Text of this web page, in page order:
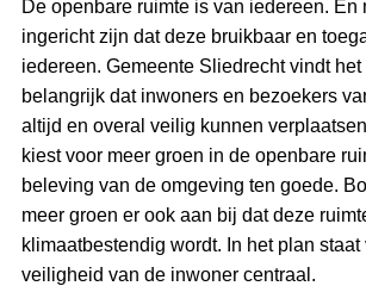
De openbare ruimte is van iedereen. En
ingericht zijn dat deze bruikbaar en
iedereen. Gemeente Sliedrecht vindt
belangrijk dat inwoners en bezoekers
altijd en overal veilig kunnen
kiest voor meer groen in de openbare
beleving van de omgeving ten goede.
meer groen er ook aan bij dat deze
klimaatbestendig wordt. In het plan staat
veiligheid van de inwoner centraal.